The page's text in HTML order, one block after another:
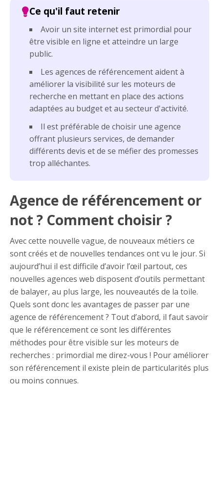
Avoir un site internet est primordial pour
être visible en ligne et atteindre un large
public.
Les agences de référencement aident à
améliorer la visibilité sur les moteurs de
recherche en mettant en place des actions
adaptées au budget et au secteur d'activité.
Il est préférable de choisir une agence
offrant plusieurs services, de demander
différents devis et de se méfier des promesses
trop alléchantes.
Agence de référencement or
not ? Comment choisir ?
Avec cette nouvelle vague, de nouveaux métiers ce
sont créés et de nouvelles tendances ont vu le jour. Si
aujourd’hui il est difficile d’avoir l’œil partout, ces
nouvelles agences web disposent d’outils permettant
de balayer, au plus large, les nouveautés de la toile.
Quels sont donc les avantages de passer par une
agence de référencement ? Tout d’abord, il faut savoir
que le référencement ce sont les différentes
méthodes pour être visible sur les moteurs de
recherches : primordial me direz-vous ! Pour améliorer
son référencement il existe plein de particularités plus
ou moins connues.